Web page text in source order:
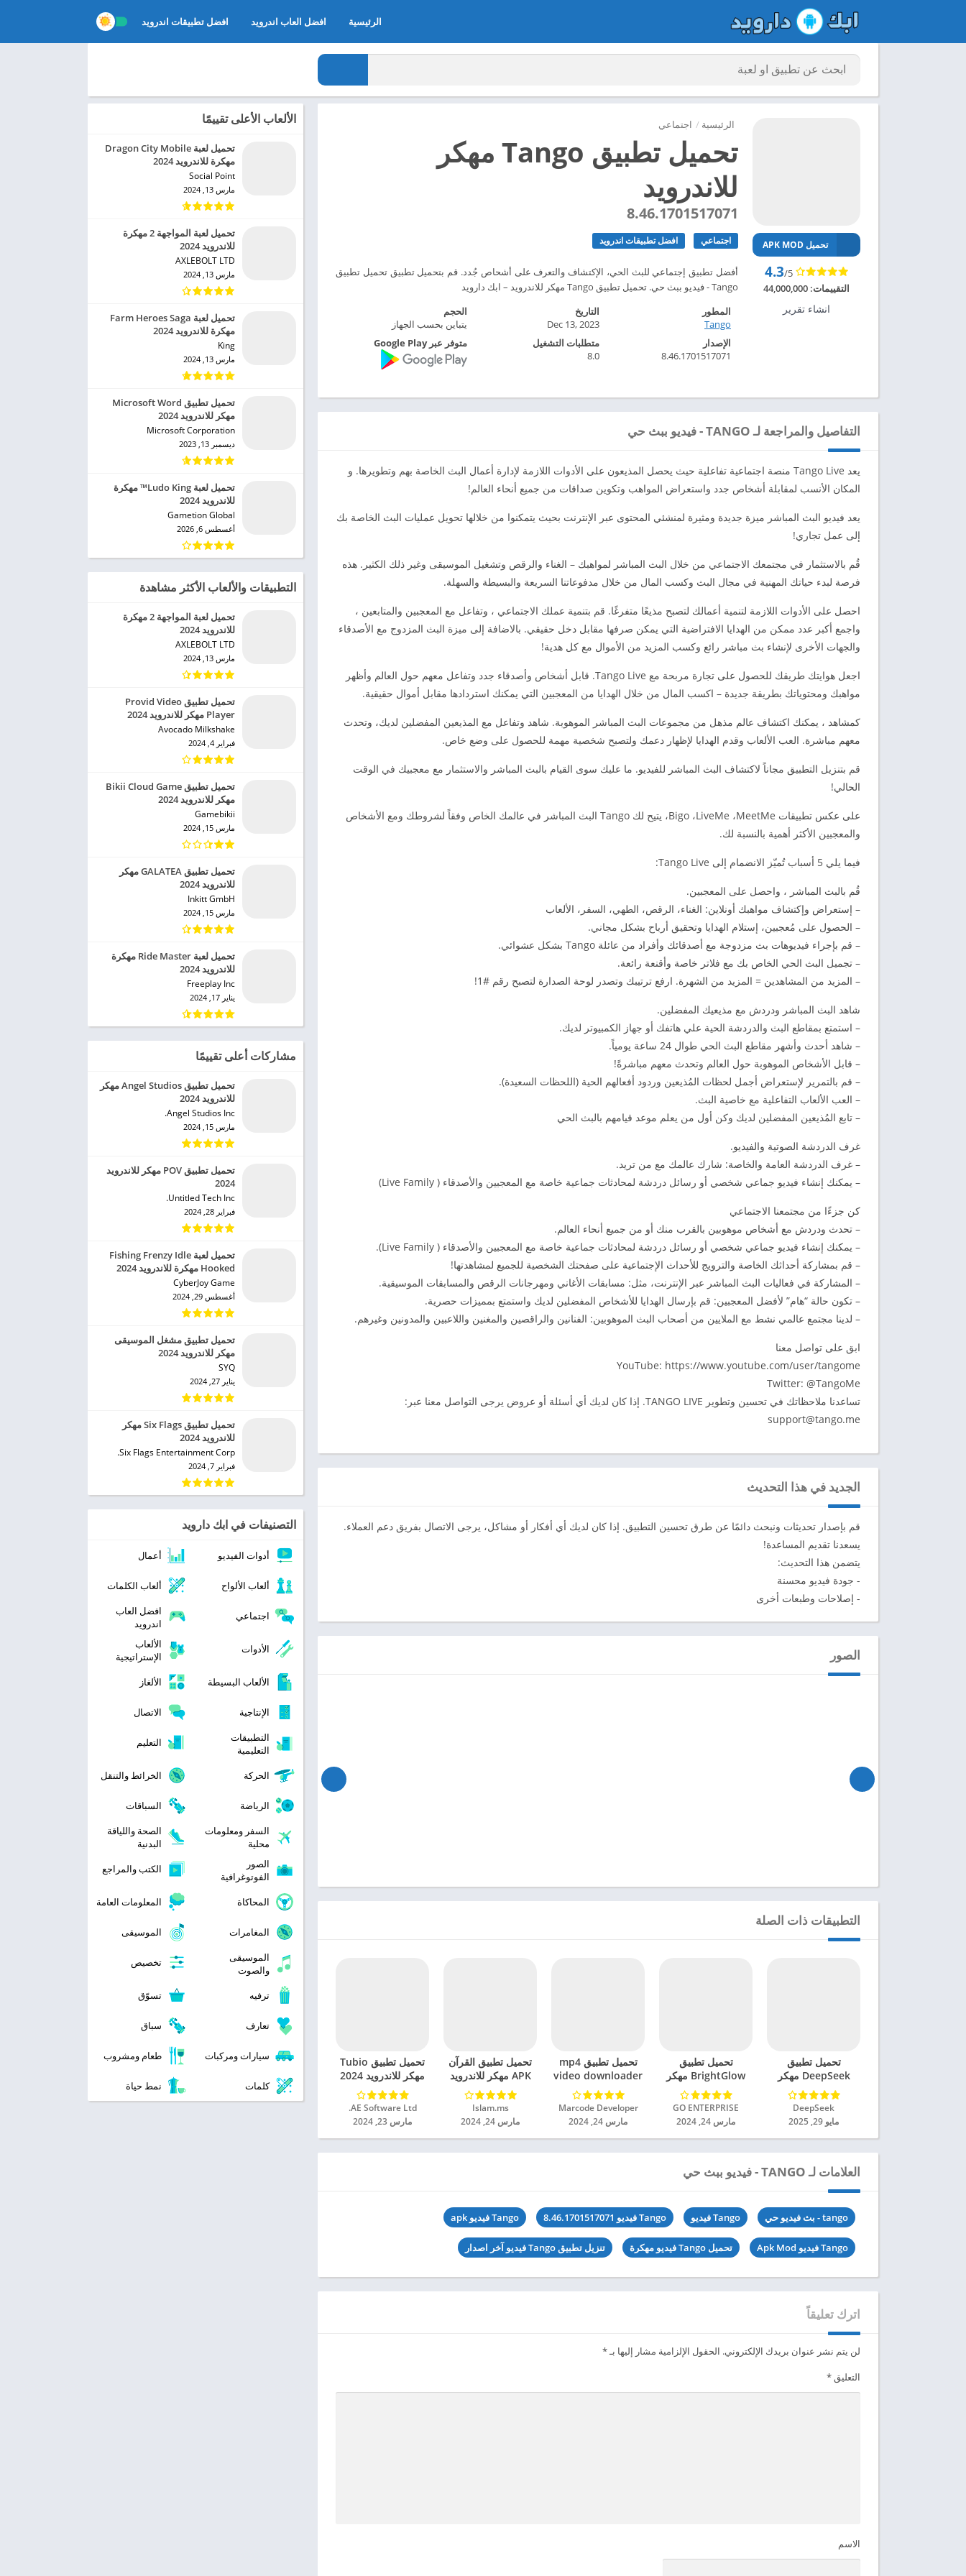
الرئيسية افضل العاب اندرويد افضل تطبيقات اندرويد
الرئيسية / اجتماعي
تحميل تطبيق Tango مهكر
للاندرويد
8.46.1701517071
اجتماعي افضل تطبيقات اندرويد
أفضل تطبيق إجتماعي للبث الحي، الإكتشاف والتعرف على أشحاص جُدد. قم بتحميل تطبيق تحميل تطبيق
Tango - فيديو ببث حي. تحميل تطبيق Tango مهكر للاندرويد – ابك دارويد
تحميل APK MOD
4.3/5
التقييمات: 44,000,000
انشاء تقرير
المطور
Tango‏
التاريخ
Dec 13, 2023
الحجم
يتباين بحسب الجهاز
الإصدار
8.46.1701517071
متطلبات التشغيل
8.0
متوفر عبر Google Play
التفاصيل والمراجعة لـ TANGO - فيديو ببث حي
يعد Tango Live منصة اجتماعية تفاعلية حيث يحصل المذيعون على الأدوات اللازمة لإدارة أعمال البث الخاصة بهم وتطويرها. و
المكان الأنسب لمقابلة أشخاص جدد واستعراض المواهب وتكوين صداقات من جميع أنحاء العالم!
يعد فيديو البث المباشر ميزة جديدة ومثيرة لمنشئي المحتوى عبر الإنترنت بحيث يتمكنوا من خلالها تحويل عمليات البث الخاصة بك
إلى عمل تجاري!
قُم بالاستثمار في مجتمعك الاجتماعي من خلال البث المباشر لمواهبك – الغناء والرقص وتشغيل الموسيقى وغير ذلك الكثير. هذه
فرصة لبدء حياتك المهنية في مجال البث وكسب المال من خلال مدفوعاتنا السريعة والبسيطة والسهلة.
احصل على الأدوات اللازمة لتنمية أعمالك لتصبح مذيعًا متفرغًا. قم بتنمية عملك الاجتماعي ، وتفاعل مع المعجبين والمتابعين ،
واجمع أكبر عدد ممكن من الهدايا الافتراضية التي يمكن صرفها مقابل دخل حقيقي. بالاضافة إلى ميزة البث المزدوج مع الأصدقاء
والجهات الأخرى لإنشاء بث مباشر رائع وكسب المزيد من الأموال مع كل هدية!
اجعل هوايتك طريقك للحصول على تجارة مربحة مع Tango Live. قابل أشخاص وأصدقاء جدد وتفاعل معهم حول العالم وأظهر
مواهبك ومحتوياتك بطريقة جديدة – اكسب المال من خلال الهدايا من المعجبين التي يمكنك استردادها مقابل أموال حقيقية.
كمشاهد ، يمكنك اكتشاف عالم مذهل من مجموعات البث المباشر الموهوبة. شاهد وتفاعل مع المذيعين المفضلين لديك، وتحدث
معهم مباشرة. العب الألعاب وقدم الهدايا لإظهار دعمك ولتصبح شخصية مهمة للحصول على وضع خاص.
قم بتنزيل التطبيق مجاناً لاكتشاف البث المباشر للفيديو. ما عليك سوى القيام بالبث المباشر والاستثمار مع معجبيك في الوقت
الحالي!
على عكس تطبيقات Bigo ،LiveMe ،MeetMe، يتيح لك Tango البث المباشر في عالمك الخاص وفقاً لشروطك ومع الأشخاص
والمعجبين الأكثر أهمية بالنسبة لك.
فيما يلي 5 أسباب تُميّز الانضمام إلى Tango Live:
قُم بالبث المباشر ، واحصل على المعجبين.
– إستعراض وإكتشاف مواهبك أونلاين: الغناء، الرقص، الطهي، السفر، الألعاب
– الحصول على مُعجبين، إستلام الهدايا وتحقيق أرباح بشكل مجاني.
– قم بإجراء فيديوهات بث مزدوجة مع أصدقائك وأفراد من عائلة Tango بشكل عشوائي.
– تجميل البث الحي الخاص بك مع فلاتر خاصة وأقنعة رائعة.
– المزيد من المشاهدين = المزيد من الشهرة. ارفع ترتيبك وتصدر لوحة الصدارة لتصبح رقم #1!
شاهد البث المباشر ودردش مع مذيعيك المفضلين.
– استمتع بمقاطع البث والدردشة الحية علي هاتفك أو جهاز الكمبيوتر لديك.
– شاهد أحدث وأشهر مقاطع البث الحي طوال 24 ساعة يومياً.
– قابل الأشخاص الموهوبة حول العالم وتحدث معهم مباشرةً!
– قم بالتمرير لإستعراض أجمل لحظات المُذيعين وردود أفعالهم الحية (اللحظات السعيدة).
– العب الألعاب التفاعلية مع خاصية البث.
– تابع المُذيعين المفضلين لديك وكن أول من يعلم موعد قيامهم بالبث الحي
غرف الدردشة الصوتية والفيديو.
– غرف الدردشة العامة والخاصة: شارك عالمك مع من تريد.
– يمكنك إنشاء فيديو جماعي شخصي أو رسائل دردشة لمحادثات جماعية خاصة مع المعجبين والأصدقاء ( Live Family)
كن جزءًا من مجتمعنا الاجتماعي
– تحدث ودردش مع أشخاص موهوبين بالقرب منك أو من جميع أنحاء العالم.
– يمكنك إنشاء فيديو جماعي شخصي أو رسائل دردشة لمحادثات جماعية خاصة مع المعجبين والأصدقاء ( Live Family).
– قم بمشاركة أحداثك الخاصة والترويج للأحداث الإجتماعية على صفحتك الشخصية للجميع لمشاهدتها!
– المشاركة في فعاليات البث المباشر عبر الإنترنت، مثل: مسابقات الأغاني ومهرجانات الرقص والمسابقات الموسيقية.
– تكون حالة “هام” لأفضل المعجبين: قم بإرسال الهدايا للأشخاص المفضلين لديك واستمتع بمميزات حصرية.
– لدينا مجتمع عالمي نشط مع الملايين من أصحاب البث الموهوبين: الفنانين والراقصين والمغنين واللاعبين والمدونين وغيرهم.
ابق على تواصل معنا
YouTube: https://www.youtube.com/user/tangome
Twitter: @TangoMe
تساعدنا ملاحظاتك في تحسين وتطوير TANGO LIVE. إذا كان لديك أي أسئلة أو عروض يرجى التواصل معنا عبر:
support@tango.me
الجديد في هذا التحديث
قم بإصدار تحديثات ونبحث دائمًا عن طرق تحسين التطبيق. إذا كان لديك أي أفكار أو مشاكل، يرجى الاتصال بفريق دعم العملاء.
يسعدنا تقديم المساعدة!
يتضمن هذا التحديث:
- جودة فيديو محسنة
- إصلاحات وطبعات أخرى
الصور
التطبيقات ذات الصلة
تحميل تطبيق
DeepSeek مهكر
للاندرويد 2025
DeepSeek‏
مايو 29, 2025
تحميل تطبيق
BrightGlow مهكر
للاندرويد 2024
GO ENTERPRISE‏
مارس 24, 2024
تحميل تطبيق mp4
video downloader
مهكر للاندرويد 2024
Marcode Developer‏
مارس 24, 2024
تحميل تطبيق القرآن
APK مهكر للاندرويد
2024
Islam.ms‏
مارس 24, 2024
تحميل تطبيق Tubio
مهكر للاندرويد 2024
AE Software Ltd.‏
مارس 23, 2024
العلامات لـ TANGO - فيديو ببث حي
tango - بث فيديو حي Tango فيديو Tango فيديو 8.46.1701517071 Tango فيديو apk
Tango فيديو Apk Mod تحميل Tango فيديو مهكرة تنزيل تطبيق Tango فيديو آخر اصدار
اترك تعليقاً
لن يتم نشر عنوان بريدك الإلكتروني. الحقول الإلزامية مشار إليها بـ*
التعليق*
الاسم
الألعاب الأعلى تقييمًا
تحميل لعبة Dragon City Mobile
مهكرة للاندرويد 2024
Social Point‏
مارس 13, 2024
تحميل لعبة المواجهة 2 مهكرة
للاندرويد 2024
AXLEBOLT LTD‏
مارس 13, 2024
تحميل لعبة Farm Heroes Saga
مهكرة للاندرويد 2024
King‏
مارس 13, 2024
تحميل تطبيق Microsoft Word
مهكر للاندرويد 2024
Microsoft Corporation‏
ديسمبر 13, 2023
تحميل لعبة Ludo King™ مهكرة
للاندرويد 2024
Gametion Global‏
أغسطس 6, 2026
التطبيقات والألعاب الأكثر مشاهدة
تحميل لعبة المواجهة 2 مهكرة
للاندرويد 2024
AXLEBOLT LTD‏
مارس 13, 2024
تحميل تطبيق Provid Video
Player مهكر للاندرويد 2024
Avocado Milkshake‏
فبراير 4, 2024
تحميل تطبيق Bikii Cloud Game
مهكر للاندرويد 2024
Gamebikii‏
مارس 15, 2024
تحميل تطبيق GALATEA مهكر
للاندرويد 2024
Inkitt GmbH‏
مارس 15, 2024
تحميل لعبة Ride Master مهكرة
للاندرويد 2024
Freeplay Inc‏
يناير 17, 2024
مشاركات أعلى تقييمًا
تحميل تطبيق Angel Studios مهكر
للاندرويد 2024
Angel Studios Inc.‏
مارس 15, 2024
تحميل تطبيق POV مهكر للاندرويد
2024
Untitled Tech Inc.‏
فبراير 28, 2024
تحميل لعبة Fishing Frenzy Idle
Hooked مهكرة للاندرويد 2024
CyberJoy Game‏
أغسطس 29, 2024
تحميل تطبيق مشغل الموسيقى
مهكر للاندرويد 2024
SYQ‏
يناير 27, 2024
تحميل تطبيق Six Flags مهكر
للاندرويد 2024
Six Flags Entertainment Corp.‏
فبراير 7, 2024
التصنيفات في ابك دارويد
أدوات الفيديو أعمال
ألعاب الألواح ألعاب الكلمات
اجتماعي
افضل العاب
اندرويد
الأدوات
الألعاب
الإستراتيجية
الألعاب البسيطة
الألغاز
الإنتاجية
الاتصال
التطبيقات
التعليمية
التعليم
الحركة الخرائط والتنقل
الرياضة
السباقات
السفر ومعلومات
محلية
الصحة واللياقة
البدنية
الصور
الفوتوغرافية
الكتب والمراجع
المحاكاة المعلومات العامة
المغامرات
الموسيقى
الموسيقى
والصوت
تخصيص
ترفيه تسوّق
تعارف سباق
سيارات ومركبات طعام ومشروب
كلمات نمط حياة